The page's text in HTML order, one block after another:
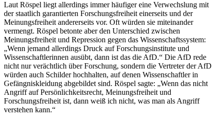
Laut Röspel liegt allerdings immer häufiger eine Verwechslung mit
der staatlich garantierten Forschungsfreiheit einerseits und der
Meinungsfreiheit andererseits vor. Oft würden sie miteinander
vermengt. Röspel betonte aber den Unterschied zwischen
Meinungsfreiheit und Repression gegen das Wissenschaftssystem:
„Wenn jemand allerdings Druck auf Forschungsinstitute und
Wissenschaftlerinnen ausübt, dann ist das die AfD.“ Die AfD rede
nicht nur verächtlich über Forschung, sondern die Vertreter der AfD
würden auch Schilder hochhalten, auf denen Wissenschaftler in
Gefängniskleidung abgebildet sind. Röspel sagte: „Wenn das nicht
Angriff auf Persönlichkeitsrecht, Meinungsfreiheit und
Forschungsfreiheit ist, dann weiß ich nicht, was man als Angriff
verstehen kann.“